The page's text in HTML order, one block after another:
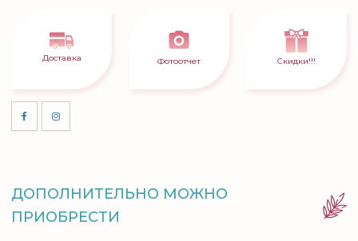
Доставка Фотоотчет Скидки!!!
ДОПОЛНИТЕЛЬНО МОЖНО
ПРИОБРЕСТИ